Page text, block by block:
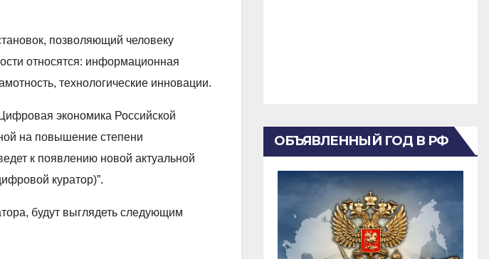
позволяющий человеку
относятся: информационная
технологические инновации.
экономика Российской
на повышение степени
к появлению новой актуальной
куратор)”.
будут выглядеть следующим
ОБЪЯВЛЕННЫЙ ГОД В РФ